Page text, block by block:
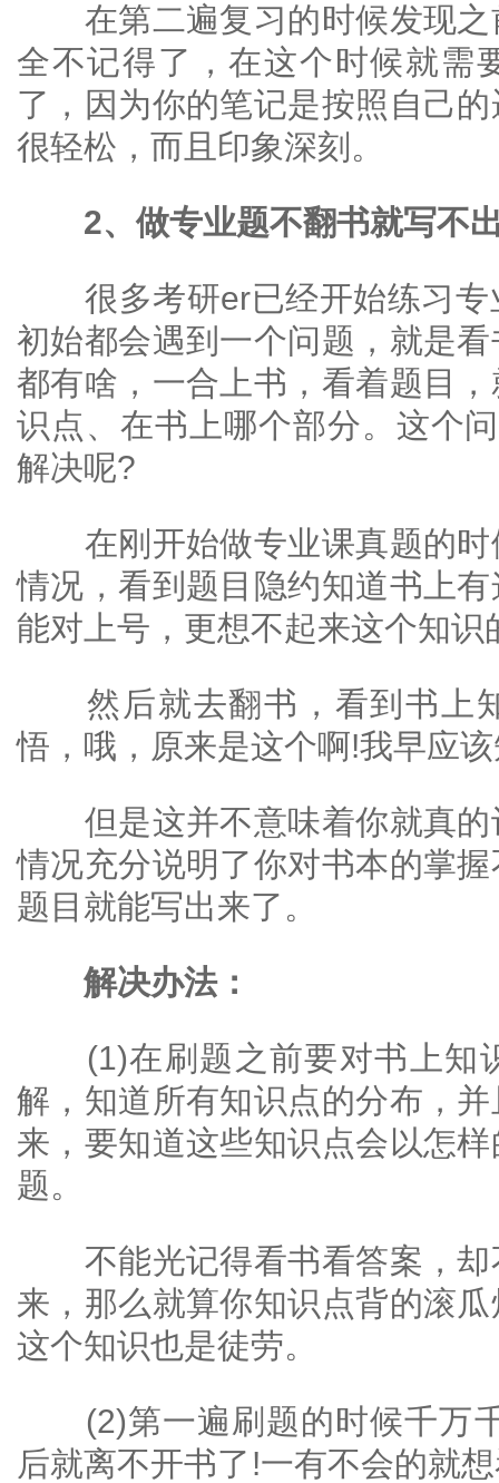
在第二遍复习的时候发现之
全不记得了，在这个时候就需
了，因为你的笔记是按照自己
很轻松，而且印象深刻。
2、做专业题不翻书就写不
很多考研er已经开始练习专
初始都会遇到一个问题，就是
都有啥，一合上书，看着题目
识点、在书上哪个部分。这个
解决呢?
在刚开始做专业课真题的时
情况，看到题目隐约知道书上
能对上号，更想不起来这个知识
然后就去翻书，看到书上
悟，哦，原来是这个啊!我早应
但是这并不意味着你就真的
情况充分说明了你对书本的掌
题目就能写出来了。
解决办法：
(1)在刷题之前要对书上知
解，知道所有知识点的分布，
来，要知道这些知识点会以怎
题。
不能光记得看书看答案，却
来，那么就算你知识点背的滚
这个知识也是徒劳。
(2)第一遍刷题的时候千万
后就离不开书了!一有不会的就